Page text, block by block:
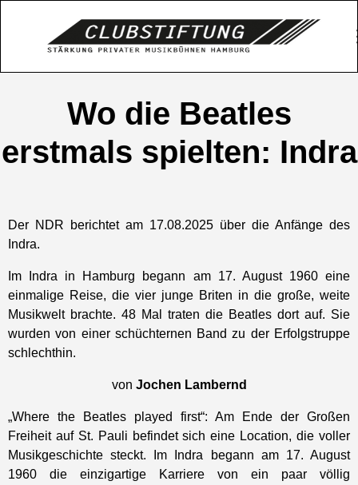
Wo die Beatles
erstmals spielten: Indra
Der NDR berichtet am 17.08.2025 über die Anfänge des
Indra.
Im Indra in Hamburg begann am 17. August 1960 eine
einmalige Reise, die vier junge Briten in die große, weite
Musikwelt brachte. 48 Mal traten die Beatles dort auf. Sie
wurden von einer schüchternen Band zu der Erfolgstruppe
schlechthin.
von Jochen Lambernd
„Where the Beatles played first“: Am Ende der Großen
Freiheit auf St. Pauli befindet sich eine Location, die voller
Musikgeschichte steckt. Im Indra begann am 17. August
1960 die einzigartige Karriere von ein paar völlig